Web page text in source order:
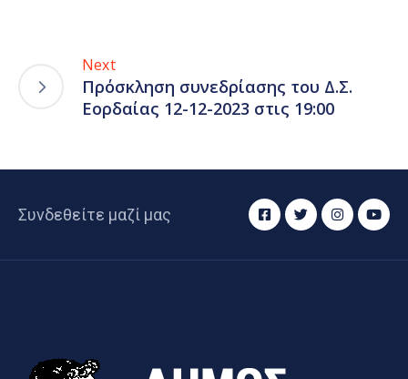
Next
Πρόσκληση συνεδρίασης του Δ.Σ.
Εορδαίας 12-12-2023 στις 19:00
Συνδεθείτε μαζί μας